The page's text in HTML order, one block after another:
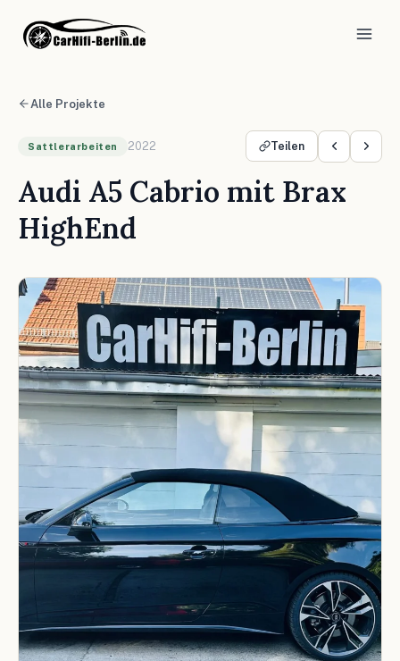
Alle Projekte
Sattlerarbeiten 2022 Teilen
Audi A5 Cabrio mit Brax
HighEnd